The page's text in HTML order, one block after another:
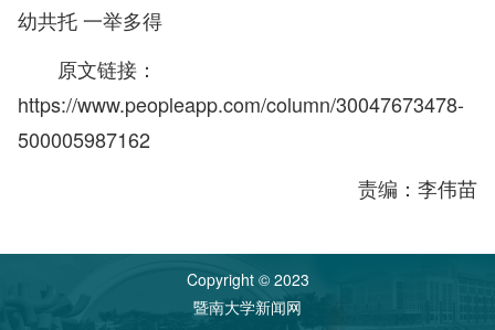
幼共托 一举多得
原文链接：
https://www.peopleapp.com/column/30047673478-
500005987162
责编：李伟苗
Copyright © 2023
暨南大学新闻网